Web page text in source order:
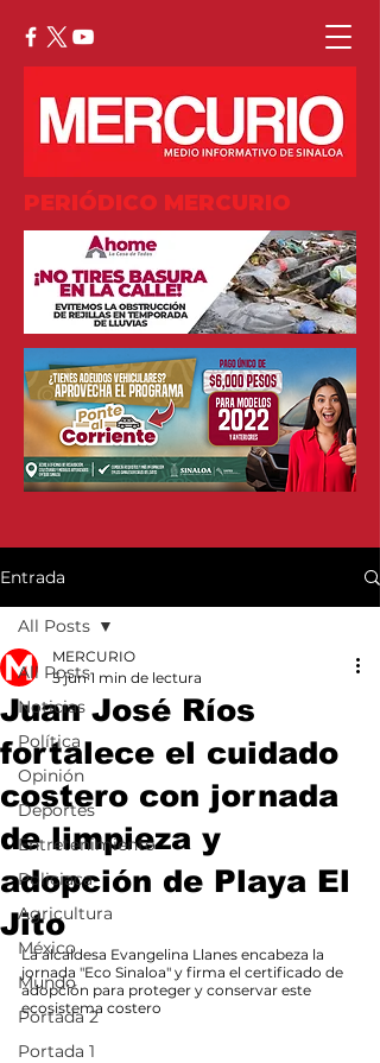
PERIÓDICO MERCURIO
Entrada
All Posts
Noticias
Política
Opinión
Deportes
Entretenimiento
Policiaca
Agricultura
México
Mundo
Portada 2
Portada 1
All Posts
Juan José Ríos
fortalece el cuidado
costero con jornada
de limpieza y
adopción de Playa El
Jito
MERCURIO
5 jun 1 min de lectura
La alcaldesa Evangelina Llanes encabeza la
jornada "Eco Sinaloa" y firma el certificado de
adopción para proteger y conservar este
ecosistema costero